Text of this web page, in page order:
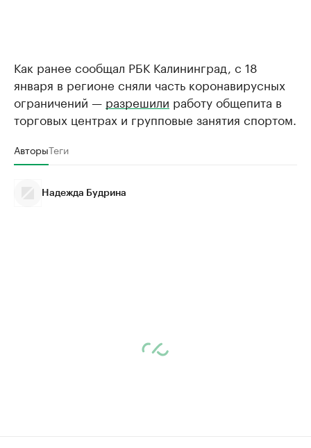
Как ранее сообщал РБК Калининград, с 18
января в регионе сняли часть коронавирусных
ограничений — разрешили работу общепита в
торговых центрах и групповые занятия спортом.
АвторыТеги
Надежда Будрина